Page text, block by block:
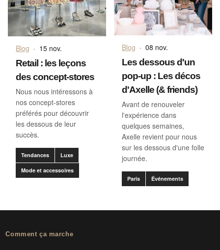
Blog · 15 nov.
Retail : les leçons
des concept-stores
Nous nous intéressons à
nos concept-stores
préférés pour découvrir
les dessous de leur
succès.
Tendances Luxe
Mode et accessoires
Blog · 08 nov.
Les dessous d'un
pop-up : Les décos
d'Axelle (& friends)
Avant de renouveler
l'expérience dans
quelques semaines,
Axelle revient pour nous
sur les dessous d'une folle
journée.
Paris Événements
Comment ça marche